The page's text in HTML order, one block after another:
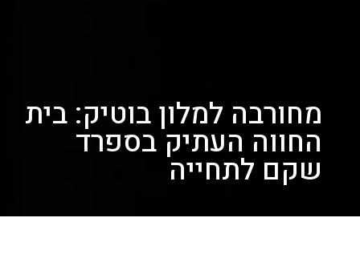
מחורבה למלון בוטיק: בית
החווה העתיק בספרד
שקם לתחייה